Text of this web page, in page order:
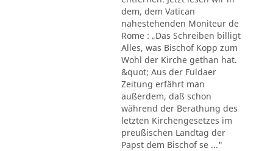
dem, dem Vatican
nahestehenden Moniteur de
Rome : „Das Schreiben billigt
Alles, was Bischof Kopp zum
Wohl der Kirche gethan hat.
&quot; Aus der Fuldaer
Zeitung erfährt man
außerdem, daß schon
während der Berathung des
letzten Kirchengesetzes im
preußischen Landtag der
Papst dem Bischof se ..."